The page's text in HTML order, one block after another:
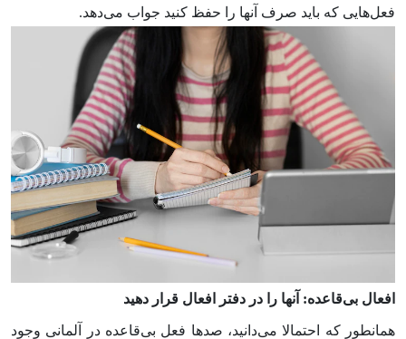
فعل­‌هایی که باید صرف آن­ها را حفظ کنید جواب می‌­دهد.
افعال بی‌­قاعده: آن­ها را در دفتر افعال قرار دهید
همانطور که احتمالا می‌­دانید، صدها فعل بی­‌قاعده در آلمانی وجود